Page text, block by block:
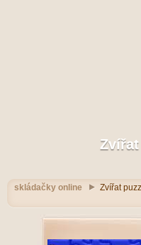
skládačky online Zvířat